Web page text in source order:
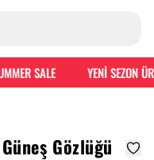
SALE YENİ SEZON
Gözlüğü